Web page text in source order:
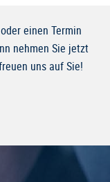
einen Termin
nehmen Sie jetzt
uns auf Sie!